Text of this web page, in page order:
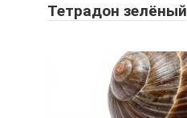
Тетрадон зелёный